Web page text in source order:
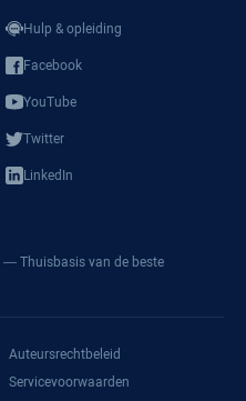
Hulp & opleiding
Facebook
YouTube
Twitter
LinkedIn
— Thuisbasis van de beste
Auteursrechtbeleid
Servicevoorwaarden